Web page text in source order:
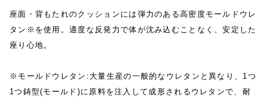
座面・背もたれのクッションには弾力のある高密度モールドウレ
タン※を使用。適度な反発力で体が沈み込むことなく、安定した
座り心地。
※モールドウレタン:大量生産の一般的なウレタンと異なり、1つ
1つ鋳型(モールド)に原料を注入して成形されるウレタンで、耐